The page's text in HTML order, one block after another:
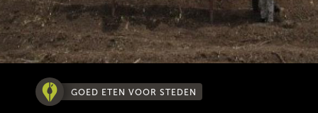
GOED ETEN VOOR STEDEN